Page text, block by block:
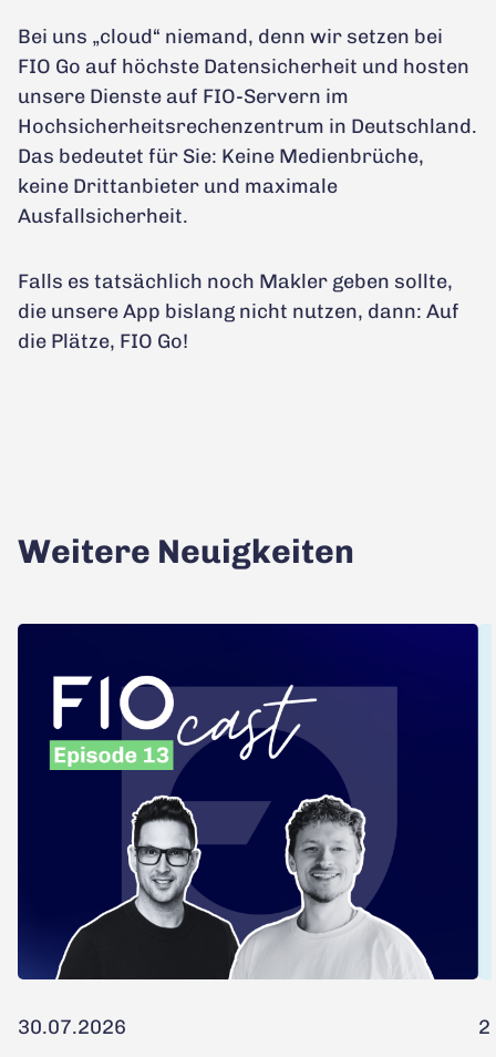
Bei uns „cloud“ niemand, denn wir setzen bei
FIO Go auf höchste Datensicherheit und hosten
unsere Dienste auf FIO-Servern im
Hochsicherheitsrechenzentrum in Deutschland.
Das bedeutet für Sie: Keine Medienbrüche,
keine Drittanbieter und maximale
Ausfallsicherheit.
Falls es tatsächlich noch Makler geben sollte,
die unsere App bislang nicht nutzen, dann: Auf
die Plätze, FIO Go!
Weitere Neuigkeiten
30.07.2026